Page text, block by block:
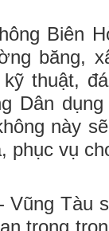
Biên
băng,
thuật,
Dân
này
phục vụ
Vũng Tàu